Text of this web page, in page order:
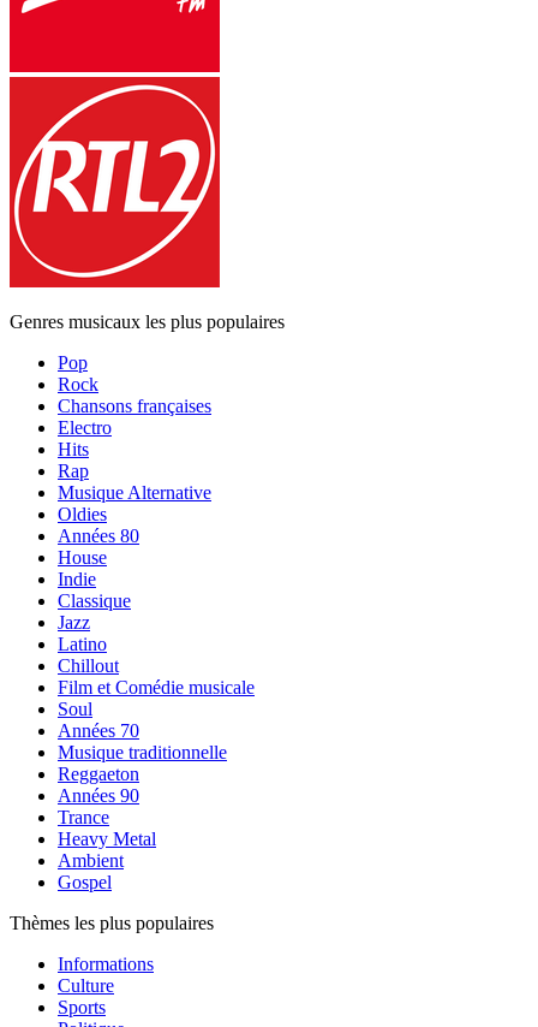
Genres musicaux les plus populaires
Pop
Rock
Chansons françaises
Electro
Hits
Rap
Musique Alternative
Oldies
Années 80
House
Indie
Classique
Jazz
Latino
Chillout
Film et Comédie musicale
Soul
Années 70
Musique traditionnelle
Reggaeton
Années 90
Trance
Heavy Metal
Ambient
Gospel
Thèmes les plus populaires
Informations
Culture
Sports